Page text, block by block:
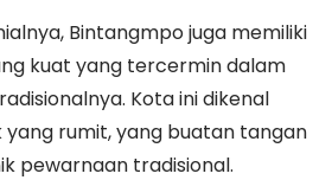
Bintangmpo juga memiliki
kuat yang tercermin dalam
Kota ini dikenal
rumit, yang buatan tangan
pewarnaan tradisional.